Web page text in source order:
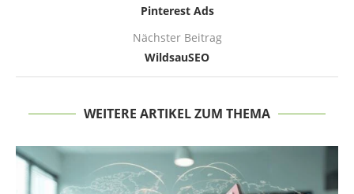
Pinterest Ads
Nächster Beitrag
WildsauSEO
WEITERE ARTIKEL ZUM THEMA